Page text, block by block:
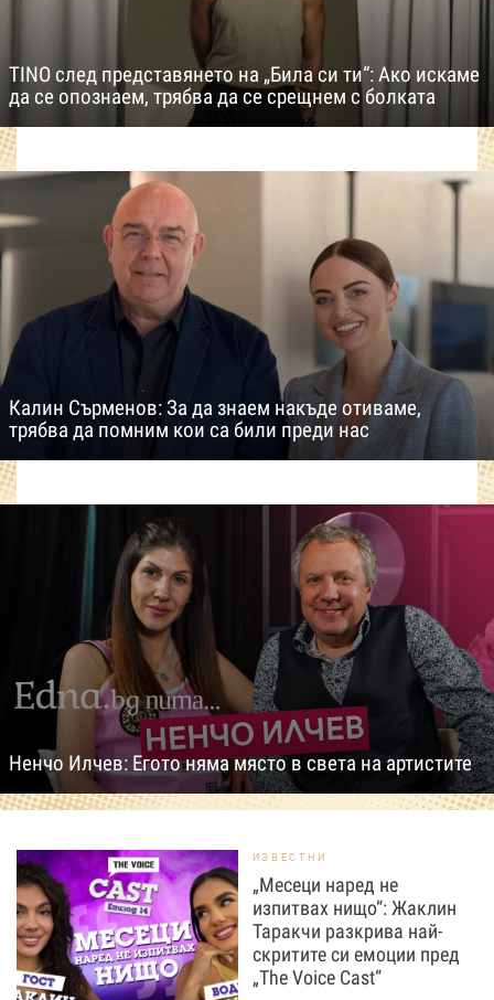
TINO след представянето на „Била си ти“: Ако искаме
да се опознаем, трябва да се срещнем с болката
Калин Сърменов: За да знаем накъде отиваме,
трябва да помним кои са били преди нас
Ненчо Илчев: Егото няма място в света на артистите
ИЗВЕСТНИ
„Месеци наред не
изпитвах нищо“: Жаклин
Таракчи разкрива най-
скритите си емоции пред
„The Voice Cast“